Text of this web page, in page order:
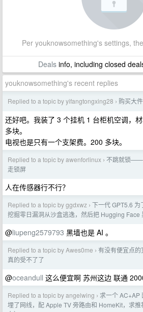
Per youknowsomething's settings,
Dealsinfo, including closed
youknowsomething's recent replies
Replied to a topic by yifangtongxing28 › 购买大
还好吧。我装了 3 个挂机 1 台柜机空调，
多块。
电视也是只有一个支架费。200 多块。
Replied to a topic by awenforlinux › 不跳就锁——
走锁屏
人在传感器行不行？
Replied to a topic by ggdxwz › 下一代 GPT5.6 为
挖掘零日漏洞从沙盒逃逸，然后把 Hugging Face
@liupeng2579793 黑墙也是 AI 。
Replied to a topic by Awes0me › 有没有便宜点
真的受不了了
@oceandull 这么便宜啊 苏州这边 联通
Replied to a topic by angelwing › 求一个 AC+AP
埋了网线，配 Apple TV 旁路由和 HomeKit，求